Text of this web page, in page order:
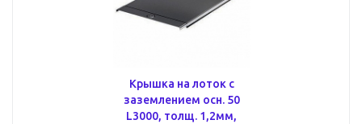
Крышка на лоток с
заземлением осн. 50
L3000, толщ. 1,2мм,